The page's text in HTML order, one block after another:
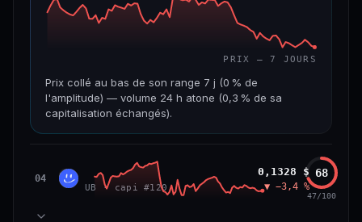
PRIX — 7 JOURS
Prix collé au bas de son range 7 j (0 % de
l'amplitude) — volume 24 h atone (0,3 % de sa
capitalisation échangés).
VAR. 7 J VAR. 30 J
04 UB Unibase
UB · capi #120
0,1328 $
▼ −3,4 %
68
47/100